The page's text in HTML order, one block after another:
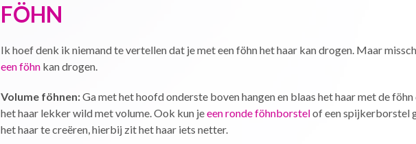
FÖHN
Ik hoef denk ik niemand te vertellen dat je met een föhn het haar kan drogen. Maar
een föhnkan drogen.
Volume föhnen:Ga met het hoofd onderste boven hangen en blaas het haar met de
het haar lekker wild met volume. Ook kun jeeen ronde föhnborstelof een spijkerborstel
het haar te creëren, hierbij zit het haar iets netter.